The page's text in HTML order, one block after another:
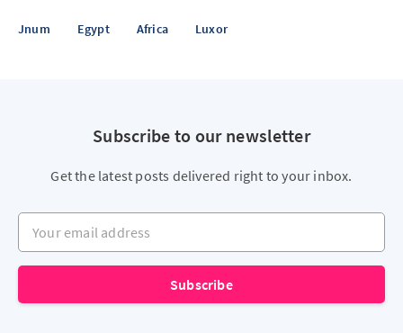
Jnum Egypt Africa Luxor
Subscribe to our newsletter
Get the latest posts delivered right to your inbox.
Your email address
Subscribe